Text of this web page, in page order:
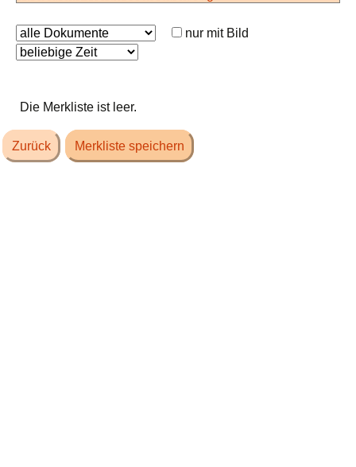
nur mit Bild
Die Merkliste ist leer.
Zurück Merkliste speichern